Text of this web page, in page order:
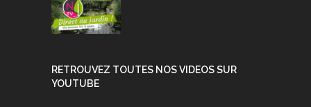
RETROUVEZ TOUTES NOS VIDEOS SUR
YOUTUBE